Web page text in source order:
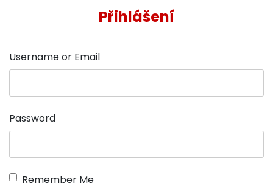
Přihlášení
Username or Email
Password
Remember Me